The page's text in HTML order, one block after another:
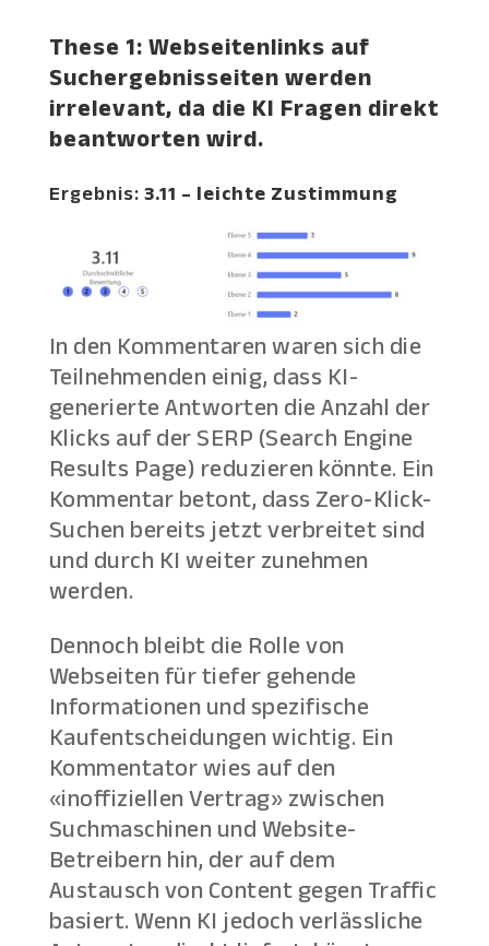
These 1: Webseitenlinks auf
Suchergebnisseiten werden
irrelevant, da die KI Fragen direkt
beantworten wird.
Ergebnis:3.11 – leichte Zustimmung
In den Kommentaren waren sich die
Teilnehmenden einig, dass KI-
generierte Antworten die Anzahl der
Klicks auf der SERP (Search Engine
Results Page) reduzieren könnte. Ein
Kommentar betont, dass Zero-Klick-
Suchen bereits jetzt verbreitet sind
und durch KI weiter zunehmen
werden.
Dennoch bleibt die Rolle von
Webseiten für tiefer gehende
Informationen und spezifische
Kaufentscheidungen wichtig. Ein
Kommentator wies auf den
«inoffiziellen Vertrag» zwischen
Suchmaschinen und Website-
Betreibern hin, der auf dem
Austausch von Content gegen Traffic
basiert. Wenn KI jedoch verlässliche